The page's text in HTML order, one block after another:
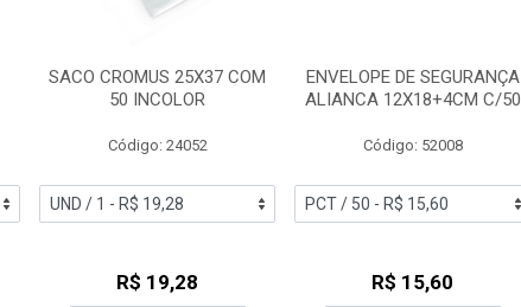
SACO CROMUS 25X37 COM
50 INCOLOR
Código: 24052
R$ 19,28
ENVELOPE DE SEGURANÇA
ALIANCA 12X18+4CM C/50
Código: 52008
R$ 15,60